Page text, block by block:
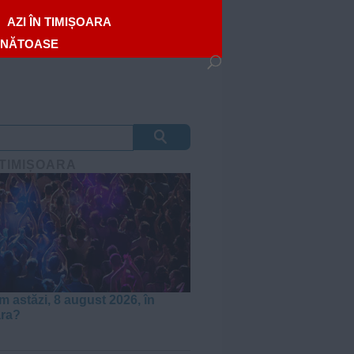
AZI ÎN TIMIȘOARA
astăzi, 8 august 2026, în